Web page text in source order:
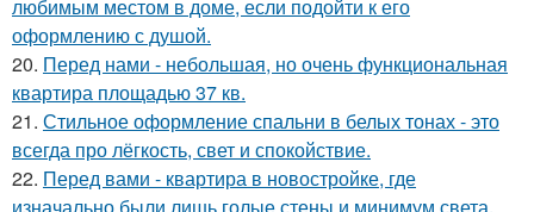
любимым местом в доме, если подойти к его
оформлению с душой.
20. Перед нами - небольшая, но очень функциональная
квартира площадью 37 кв.
21. Стильное оформление спальни в белых тонах - это
всегда про лёгкость, свет и спокойствие.
22. Перед вами - квартира в новостройке, где